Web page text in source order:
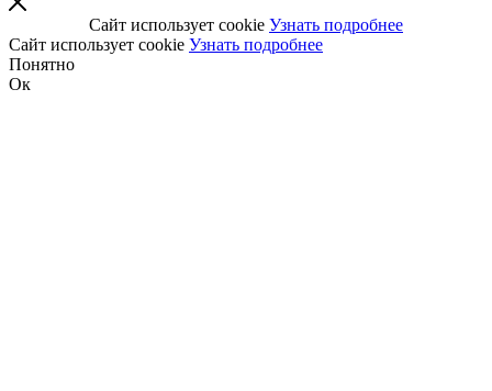
Сайт использует cookie Узнать подробнее
Сайт использует cookie Узнать подробнее
Понятно
Ок